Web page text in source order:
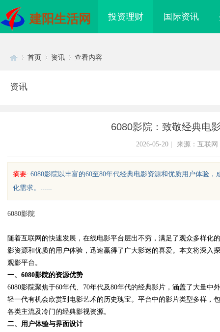
建阳生活网 投资理财 国际资讯
uz
首页 资讯 查看内容
资讯
6080影院：致敬经典电
2026-05-20 来源：互联网
摘要: 6080影院以丰富的60至80年代经典电影资源和优质用户体验
化需求。......
6080影院
随着互联网的快速发展，在线电影平台层出不穷，满足了观众多样化
影资源和优质的用户体验，迅速赢得了广大影迷的喜爱。本文将深入
观影平台。
一、6080影院的资源优势
6080影院聚焦于60年代、70年代及80年代的经典影片，涵盖了大量
轻一代有机会欣赏到电影艺术的历史瑰宝。平台中的影片类型多样，
各类主流及冷门的经典影视资源。
二、用户体验与界面设计
配眼镜
专利技术